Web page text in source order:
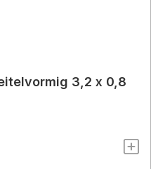
3,2 x 0,8